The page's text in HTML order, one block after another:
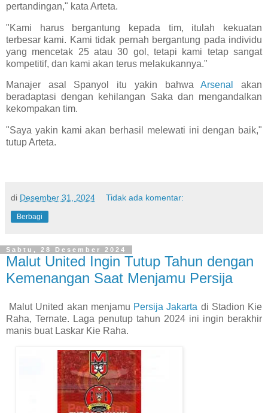
pertandingan," kata Arteta.
"Kami harus bergantung kepada tim, itulah kekuatan
terbesar kami. Kami tidak pernah bergantung pada individu
yang mencetak 25 atau 30 gol, tetapi kami tetap sangat
kompetitif, dan kami akan terus melakukannya."
Manajer asal Spanyol itu yakin bahwaArsenal
akan
beradaptasi dengan kehilangan Saka dan mengandalkan
kekompakan tim.
"Saya yakin kami akan berhasil melewati ini dengan baik,"
tutup Arteta.
di Desember 31, 2024 Tidak ada komentar:
Berbagi
Sabtu, 28 Desember 2024
Malut United Ingin Tutup Tahun dengan
Kemenangan Saat Menjamu Persija
Malut United akan menjamu Persija Jakarta di Stadion Kie
Raha, Ternate. Laga penutup tahun 2024 ini ingin berakhir
manis buat Laskar Kie Raha.